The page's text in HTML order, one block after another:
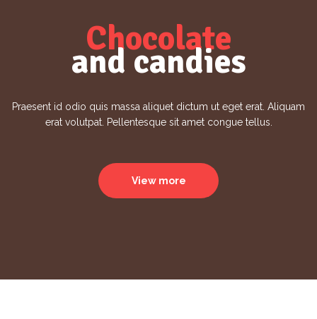
Chocolate
and candies
Praesent id odio quis massa aliquet dictum ut eget erat. Aliquam
erat volutpat. Pellentesque sit amet congue tellus.
View more